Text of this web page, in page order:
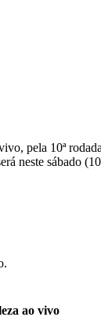
pela 10ª
neste sábado
ao vivo